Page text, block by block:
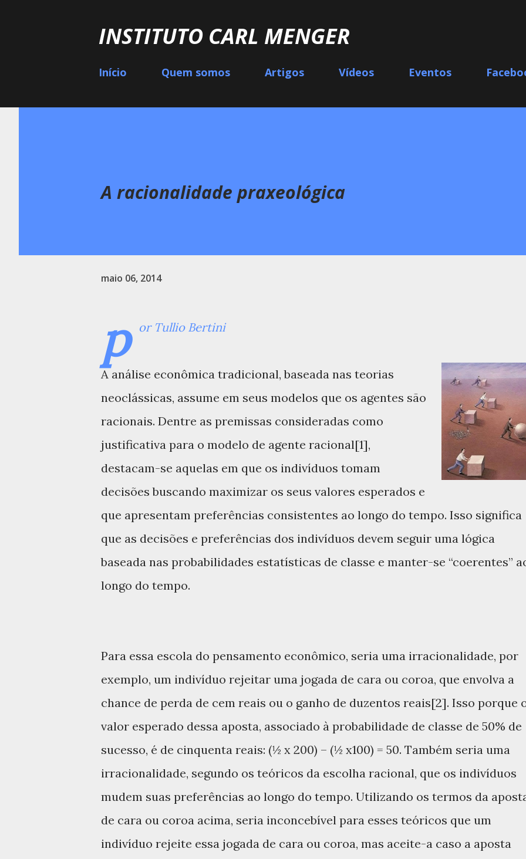
INSTITUTO CARL MENGER
Início Quem somos Artigos Vídeos Eventos
A racionalidade praxeológica
maio 06, 2014
p or Tullio Bertini
A análise econômica tradicional, baseada nas teorias
neoclássicas, assume em seus modelos que os agentes são
racionais. Dentre as premissas consideradas como
justificativa para o modelo de agente racional[1],
destacam-se aquelas em que os indivíduos tomam
decisões buscando maximizar os seus valores esperados e
que apresentam preferências consistentes ao longo do tempo. Isso significa
que as decisões e preferências dos indivíduos devem seguir uma lógica
baseada nas probabilidades estatísticas de classe e manter-se “coerentes”
longo do tempo.
Para essa escola do pensamento econômico, seria uma irracionalidade, por
exemplo, um indivíduo rejeitar uma jogada de cara ou coroa, que envolva a
chance de perda de cem reais ou o ganho de duzentos reais[2]. Isso porque
valor esperado dessa aposta, associado à probabilidade de classe de 50% de
sucesso, é de cinquenta reais: (½ x 200) – (½ x100) = 50. Também seria uma
irracionalidade, segundo os teóricos da escolha racional, que os indivíduos
mudem suas preferências ao longo do tempo. Utilizando os termos da
de cara ou coroa acima, seria inconcebível para esses teóricos que um
indivíduo rejeite essa jogada de cara ou coroa, mas aceite-a caso a aposta